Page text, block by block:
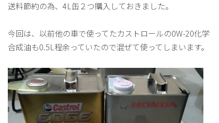
送料節約の為、4L缶２つ購入しておきました。
今回は、以前他の車で使ってたカストロールの0W-20化学
合成油も0.5L程余っていたので混ぜて使ってしまいます。